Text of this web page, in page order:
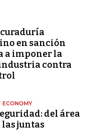
en sanción
a imponer la
contra
ECONOMY
del área
las juntas